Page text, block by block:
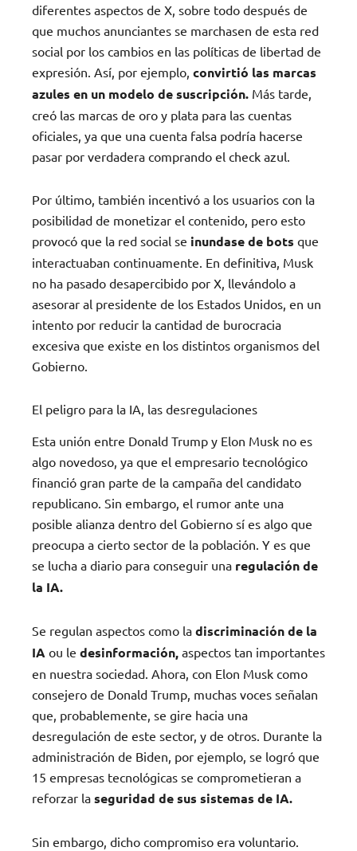
diferentes aspectos de X, sobre todo después de
que muchos anunciantes se marchasen de esta red
social por los cambios en las políticas de libertad de
expresión. Así, por ejemplo, convirtió las marcas
azules en un modelo de suscripción. Más tarde,
creó las marcas de oro y plata para las cuentas
oficiales, ya que una cuenta falsa podría hacerse
pasar por verdadera comprando el check azul.
Por último, también incentivó a los usuarios con la
posibilidad de monetizar el contenido, pero esto
provocó que la red social se inundase de bots que
interactuaban continuamente. En definitiva, Musk
no ha pasado desapercibido por X, llevándolo a
asesorar al presidente de los Estados Unidos, en un
intento por reducir la cantidad de burocracia
excesiva que existe en los distintos organismos del
Gobierno.
El peligro para la IA, las desregulaciones
Esta unión entre Donald Trump y Elon Musk no es
algo novedoso, ya que el empresario tecnológico
financió gran parte de la campaña del candidato
republicano. Sin embargo, el rumor ante una
posible alianza dentro del Gobierno sí es algo que
preocupa a cierto sector de la población. Y es que
se lucha a diario para conseguir una regulación de
la IA.
Se regulan aspectos como la discriminación de la
IA ou le desinformación, aspectos tan importantes
en nuestra sociedad. Ahora, con Elon Musk como
consejero de Donald Trump, muchas voces señalan
que, probablemente, se gire hacia una
desregulación de este sector, y de otros. Durante la
administración de Biden, por ejemplo, se logró que
15 empresas tecnológicas se comprometieran a
reforzar la seguridad de sus sistemas de IA.
Sin embargo, dicho compromiso era voluntario.